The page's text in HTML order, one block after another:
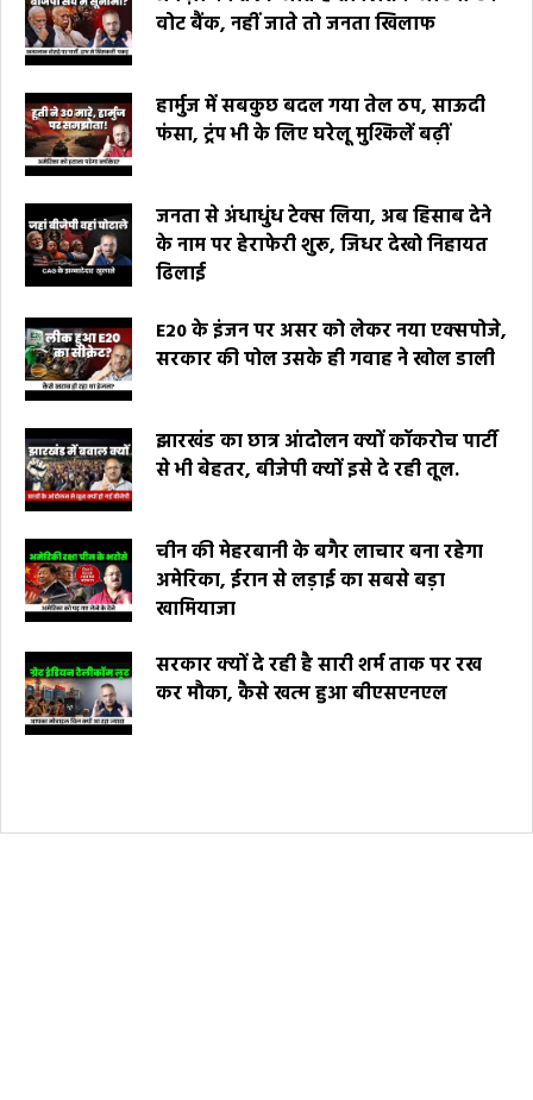
वोट बैंक, नहीं जाते तो जनता खिलाफ
हार्मुज में सबकुछ बदल गया तेल ठप, साऊदी
फंसा, ट्रंप भी के लिए घरेलू मुश्किलें बढ़ीं
जनता से अंधाधुंध टेक्स लिया, अब हिसाब देने
के नाम पर हेराफेरी शुरू, जिधर देखो निहायत
ढिलाई
E20 के इंजन पर असर को लेकर नया एक्सपोजे,
सरकार की पोल उसके ही गवाह ने खोल डाली
झारखंड का छात्र आंदोलन क्यों कॉकरोच पार्टी
से भी बेहतर, बीजेपी क्यों इसे दे रही तूल.
चीन की मेहरबानी के बगैर लाचार बना रहेगा
अमेरिका, ईरान से लड़ाई का सबसे बड़ा
खामियाजा
सरकार क्यों दे रही है सारी शर्म ताक पर रख
कर मौका, कैसे खत्म हुआ बीएसएनएल